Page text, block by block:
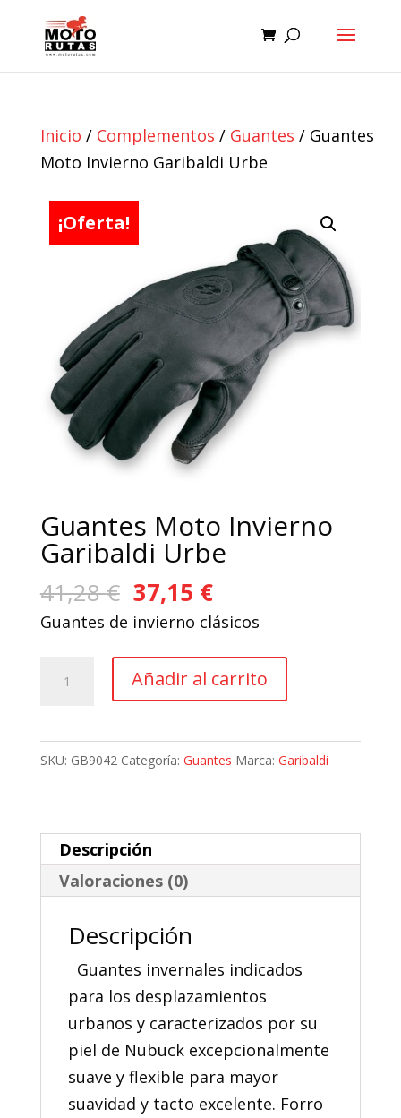
Inicio / Complementos / Guantes / Guantes
Moto Invierno Garibaldi Urbe
¡Oferta!
Guantes Moto Invierno
Garibaldi Urbe
41,28€ El
precio
era:
41,28 €.
37,15 €El
precio
es:
37,15 €.
Guantes de invierno clásicos
Añadir al carrito
SKU: GB9042 Categoría: Guantes Marca: Garibaldi
Descripción
Valoraciones (0)
Descripción
Guantes invernales indicados
para los desplazamientos
urbanos y caracterizados por su
piel de Nubuck excepcionalmente
suave y flexible para mayor
suavidad y tacto excelente. Forro